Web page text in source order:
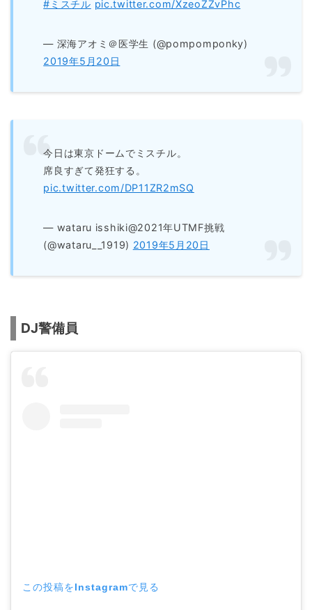
#ミスチル pic.twitter.com/XzeoZZvPhc
— 深海アオミ＠医学生 (@pompomponky)
2019年5月20日
今日は東京ドームでミスチル。
席良すぎて発狂する。
pic.twitter.com/DP11ZR2mSQ
— wataru isshiki@2021年UTMF挑戦
(@wataru__1919) 2019年5月20日
DJ警備員
この投稿をInstagramで見る